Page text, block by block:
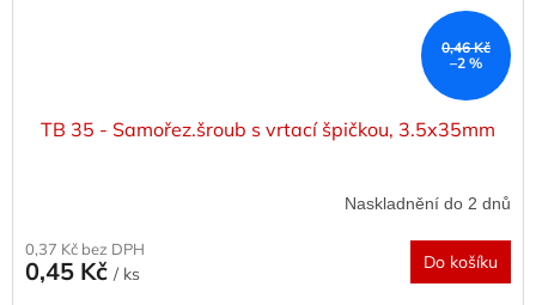
0,46 Kč
–2 %
TB 35 - Samořez.šroub s vrtací špičkou, 3.5x35mm
Naskladnění do 2 dnů
0,37 Kč bez DPH
0,45 Kč / ks
Do košíku